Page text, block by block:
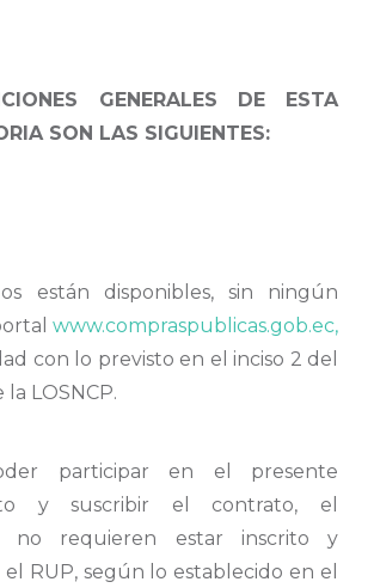
GENERALES DE ESTA
SON LAS SIGUIENTES:
están disponibles, sin ningún
www.compraspublicas.gob.ec,
con lo previsto en el inciso 2 del
LOSNCP.
participar en el presente
y suscribir el contrato, el
no requieren estar inscrito y
RUP, según lo establecido en el